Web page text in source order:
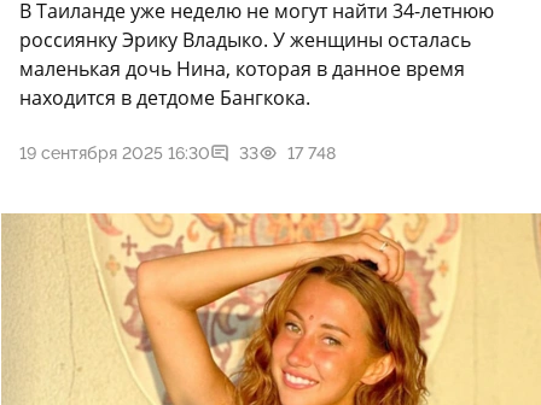
В Таиланде уже неделю не могут найти 34-летнюю
россиянку Эрику Владыко. У женщины осталась
маленькая дочь Нина, которая в данное время
находится в детдоме Бангкока.
19 сентября 2025 16:30 33 17 748